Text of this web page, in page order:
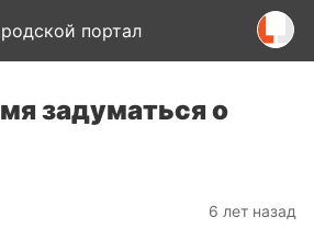
портал
задуматься о
6 лет назад